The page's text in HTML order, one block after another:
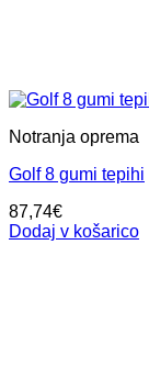
Notranja oprema
Golf 8 gumi tepihi
87,74€
Dodaj v košarico